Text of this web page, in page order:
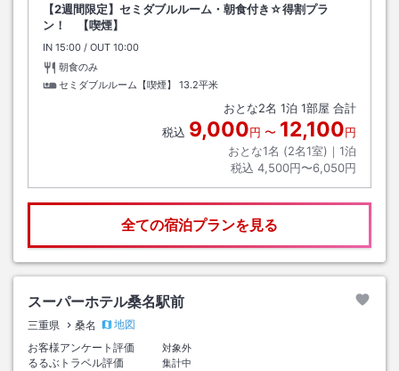
【2週間限定】セミダブルルーム・朝食付き☆得割プラ
ン！ 【喫煙】
IN チェックイン
15:00 / OUT チェックアウト
10:00
朝食のみ
セミダブルルーム【喫煙】
13.2平米
おとな2名 1泊 1部屋 合計
税込 9,000円 〜 12,100円
おとな1名 (2名1室)｜ 1泊
税込 4,500円〜6,050円
全ての宿泊プランを見る
スーパーホテル桑名駅前
三重県 桑名
地図
お客様アンケート評価
対象外
るるぶトラベル評価
集計中